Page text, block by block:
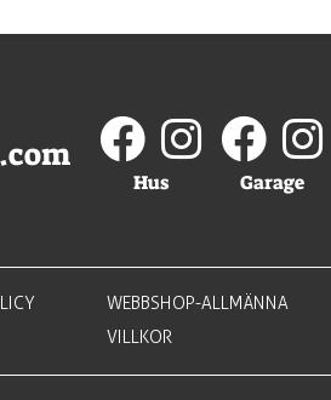
Hus Garage
WEBBSHOP-ALLMÄNNA
VILLKOR